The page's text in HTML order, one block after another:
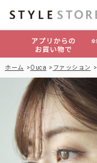
ホーム Ouca ファッション